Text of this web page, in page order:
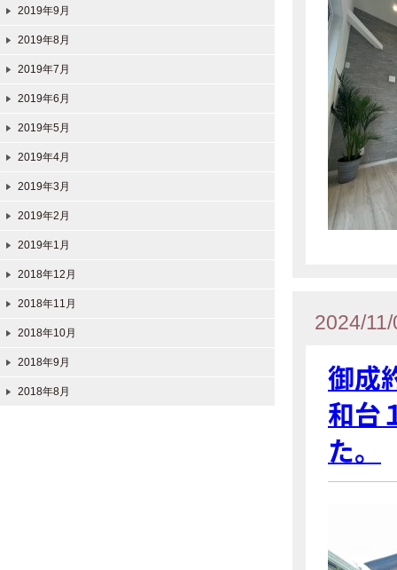
2024/
御成
和台
た。
2019年9月
2019年8月
2019年7月
2019年6月
2019年5月
2019年4月
2019年3月
2019年2月
2019年1月
2018年12月
2018年11月
2018年10月
2018年9月
2018年8月